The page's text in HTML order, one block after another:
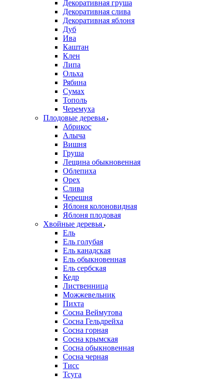
Декоративная груша
Декоративная слива
Декоративная яблоня
Дуб
Ива
Каштан
Клен
Липа
Ольха
Рябина
Сумах
Тополь
Черемуха
Плодовые деревья
Абрикос
Алыча
Вишня
Груша
Лещина обыкновенная
Облепиха
Орех
Слива
Черешня
Яблоня колоновидная
Яблоня плодовая
Хвойные деревья
Ель
Ель голубая
Ель канадская
Ель обыкновенная
Ель сербская
Кедр
Лиственница
Можжевельник
Пихта
Сосна Веймутова
Сосна Гельдрейха
Сосна горная
Сосна крымская
Сосна обыкновенная
Сосна черная
Тисс
Тсуга